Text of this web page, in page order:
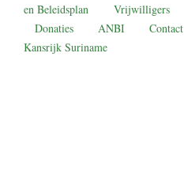
en Beleidsplan
Vrijwilligers
Donaties
ANBI Contact
Kansrijk Suriname